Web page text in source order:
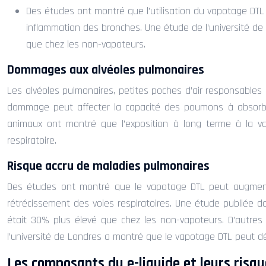
Des études ont montré que l’utilisation du vapotage
inflammation des bronches. Une étude de l’université
que chez les non-vapoteurs.
Dommages aux alvéoles pulmonaires
Les alvéoles pulmonaires, petites poches d’air
dommage peut affecter la capacité des poumons à
animaux ont montré que l’exposition à long terme à la
respiratoire.
Risque accru de maladies pulmonaires
Des études ont montré que le vapotage DTL peut
rétrécissement des voies respiratoires. Une étude publiée
était 30% plus élevé que chez les non-vapoteurs.
l’université de Londres a montré que le vapotage DTL peut